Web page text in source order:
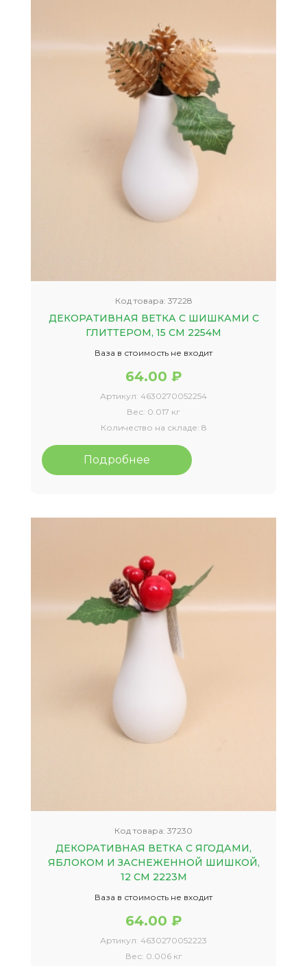
Код товара: 37228
ДЕКОРАТИВНАЯ ВЕТКА С ШИШКАМИ С
ГЛИТТЕРОМ, 15 СМ 2254М
Ваза в стоимость не входит
64.00 ₽
Артикул: 4630270052254
Вес: 0.017 кг
Количество на складе: 8
Подробнее
Код товара: 37230
ДЕКОРАТИВНАЯ ВЕТКА С ЯГОДАМИ,
ЯБЛОКОМ И ЗАСНЕЖЕННОЙ ШИШКОЙ,
12 СМ 2223М
Ваза в стоимость не входит
64.00 ₽
Артикул: 4630270052223
Вес: 0.006 кг